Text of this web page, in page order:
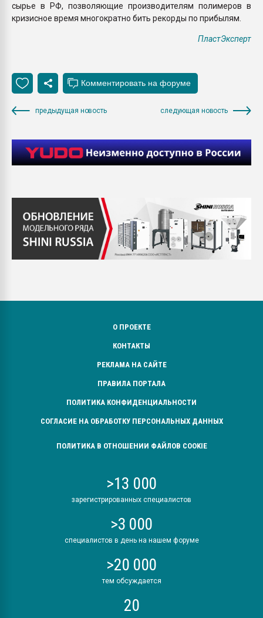
сырье в РФ, позволяющие производителям полимеров в
кризисное время многократно бить рекорды по прибылям.
ПластЭксперт
предыдущая новость следующая новость
О ПРОЕКТЕ
КОНТАКТЫ
РЕКЛАМА НА САЙТЕ
ПРАВИЛА ПОРТАЛА
ПОЛИТИКА КОНФИДЕНЦИАЛЬНОСТИ
СОГЛАСИЕ НА ОБРАБОТКУ ПЕРСОНАЛЬНЫХ ДАННЫХ
ПОЛИТИКА В ОТНОШЕНИИ ФАЙЛОВ COOKIE
>13 000
зарегистрированных специалистов
>3 000
специалистов в день на нашем форуме
>20 000
тем обсуждается
20